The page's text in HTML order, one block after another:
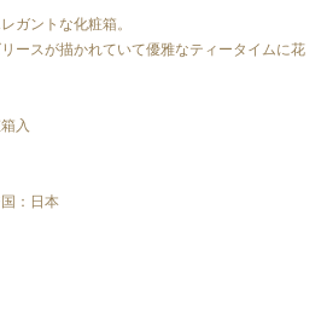
ガントな化粧箱。
ースが描かれていて優雅なティータイムに花
入
：日本